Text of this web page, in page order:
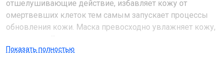
отшелушивающие действие, избавляет кожу от
омертвевших клеток тем самым запускает процессы
обновления кожи. Маска превосходно увлажняет кожу,
наполняет её питательными веществами и витаминами,
улучшает состояние кожи и оставляет ее гладкой и
Показать полностью